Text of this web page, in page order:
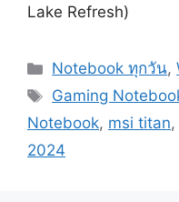
Lake Refresh)
Categories
Notebook ทุกวัน,
Tags
Gaming
Notebook, msi titan,
2024